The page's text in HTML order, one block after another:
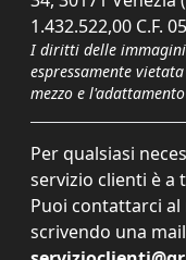
1.432.522,00 C.F.
I diritti delle
espressamente
mezzo e
Per qualsiasi
servizio clienti è a
Puoi contattarci
scrivendo una